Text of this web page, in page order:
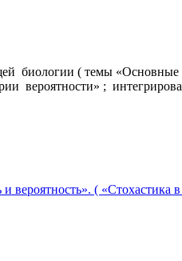
биологии ( темы
;
вероятность». ( «Стохастика